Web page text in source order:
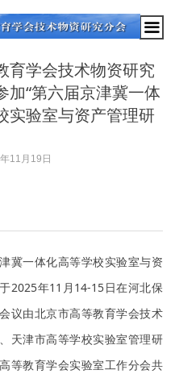
끀
育学会技术物资研究
加“第六届京津冀一体
实验室与资产管理研
11月19日
一体化高等学校实验室与资
2025年11月14-15日在河北保
议由北京市高等教育学会技术
天津市高等学校实验室管理研
等教育学会实验室工作分会共